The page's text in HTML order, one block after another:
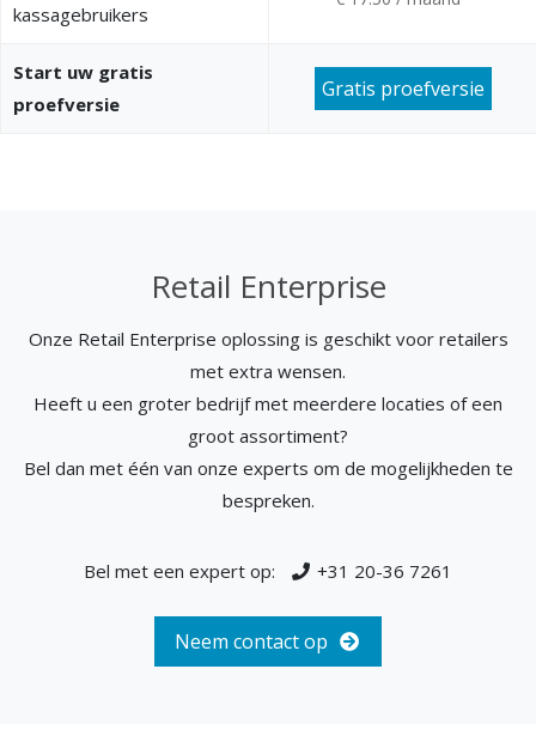
kassagebruikers
Start uw gratis
proefversie
Gratis proefversie
Retail Enterprise
Onze Retail Enterprise oplossing is geschikt voor retailers
met extra wensen.
Heeft u een groter bedrijf met meerdere locaties of een
groot assortiment?
Bel dan met één van onze experts om de mogelijkheden te
bespreken.
Bel met een expert op: +31 20-36 7261
Neem contact op